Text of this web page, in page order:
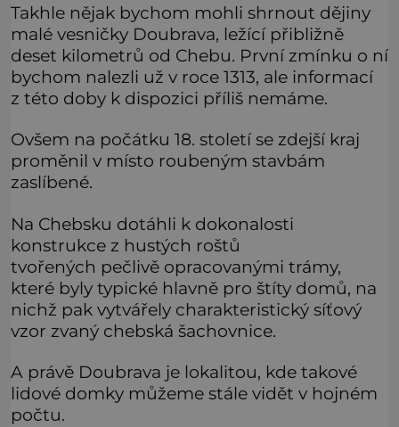
Takhle nějak bychom mohli shrnout dějiny
malé vesničky Doubrava, ležící přibližně
deset kilometrů od Chebu. První zmínku o ní
bychom nalezli už v roce 1313, ale informací
z této doby k dispozici příliš nemáme.
Ovšem na počátku 18. století se zdejší kraj
proměnil v místo roubeným stavbám
zaslíbené.
Na Chebsku dotáhli k dokonalosti
konstrukce z hustých roštů
tvořených pečlivě opracovanými trámy,
které byly typické hlavně pro štíty domů, na
nichž pak vytvářely charakteristický síťový
vzor zvaný chebská šachovnice.
A právě Doubrava je lokalitou, kde takové
lidové domky můžeme stále vidět v hojném
počtu.